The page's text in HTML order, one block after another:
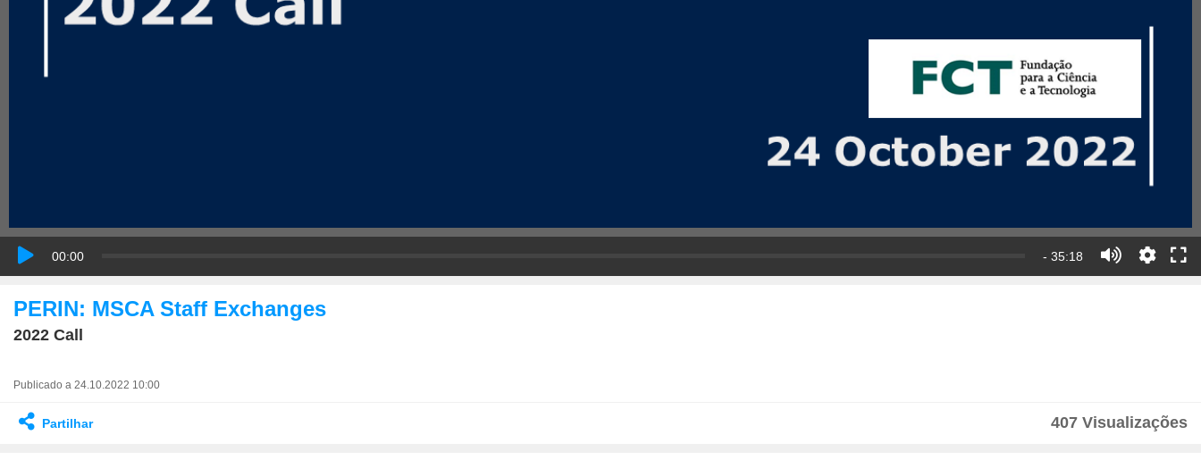
00:00 - 35:18
PERIN: MSCA Staff Exchanges
2022 Call
Publicado a 24.10.2022 10:00
Partilhar 407 Visualizações